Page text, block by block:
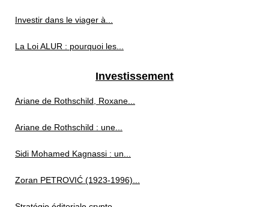
Investir dans le viager à...
La Loi ALUR : pourquoi les...
Investissement
Ariane de Rothschild, Roxane...
Ariane de Rothschild : une...
Sidi Mohamed Kagnassi : un...
Zoran PETROVIĆ (1923‑1996)...